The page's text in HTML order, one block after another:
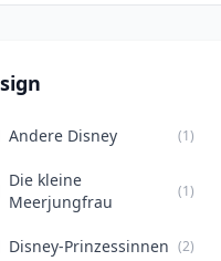
Andere Disney (1)
Die kleine
Meerjungfrau
(1)
Disney-Prinzessinnen (2)